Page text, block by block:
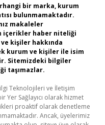
bir marka, kurum
bulunmamaktadır.
makaleler
içerikler haber niteliği
kişiler hakkında
kurum ve kişiler ile isim
Sitemizdeki bilgiler
taşımazlar.
Teknolojileri ve İletişim
Yer Sağlayıcı olarak hizmet
proaktif olarak denetleme
Ancak, üyelerimiz